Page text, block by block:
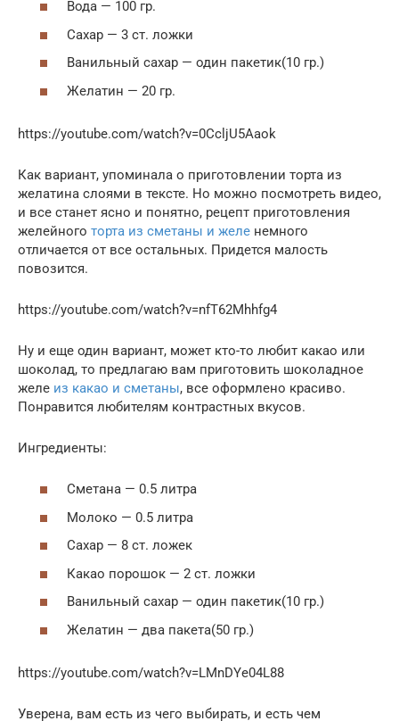
Вода — 100 гр.
Сахар — 3 ст. ложки
Ванильный сахар — один пакетик(10 гр.)
Желатин — 20 гр.
https://youtube.com/watch?v=0CcljU5Aaok
Как вариант, упоминала о приготовлении торта из
желатина слоями в тексте. Но можно посмотреть видео,
и все станет ясно и понятно, рецепт приготовления
желейного торта из сметаны и желе немного
отличается от все остальных. Придется малость
повозится.
https://youtube.com/watch?v=nfT62Mhhfg4
Ну и еще один вариант, может кто-то любит какао или
шоколад, то предлагаю вам приготовить шоколадное
желе из какао и сметаны, все оформлено красиво.
Понравится любителям контрастных вкусов.
Ингредиенты:
Сметана — 0.5 литра
Молоко — 0.5 литра
Сахар — 8 ст. ложек
Какао порошок — 2 ст. ложки
Ванильный сахар — один пакетик(10 гр.)
Желатин — два пакета(50 гр.)
https://youtube.com/watch?v=LMnDYe04L88
Уверена, вам есть из чего выбирать, и есть чем